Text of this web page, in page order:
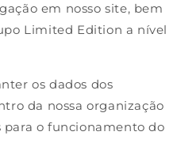
em nosso site, bem
Limited Edition a nível
os dados dos
da nossa organização
para o funcionamento do